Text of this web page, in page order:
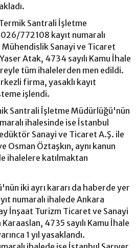
Santrali İşletme
772108 kayıt numaralı
Sanayi ve Ticaret
Atak, 4734 sayılı Kamu İhale
tüm ihalelerden men edildi.
firma, yasaklı kayıt
işlendi.
Santrali İşletme Müdürlüğü'nün
ihalesinde ise İstanbul
Sanayi ve Ticaret A.Ş. ile
Osman Öztaşkın, aynı kanun
ihalelere katılmaktan
iki ayrı kararı da haberde yer
numaralı ihalede Ankara
İnşaat Turizm Ticaret ve Sanayi
4735 sayılı Kamu İhale
1 yıl yasaklandı.